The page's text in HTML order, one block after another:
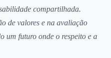
compartilhada.
de valores e na avaliação
um futuro onde o respeito e a